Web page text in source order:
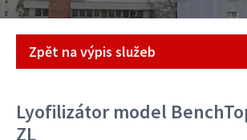
Přístroj
Zpět na výpis služeb
Lyofilizátor model
ZL